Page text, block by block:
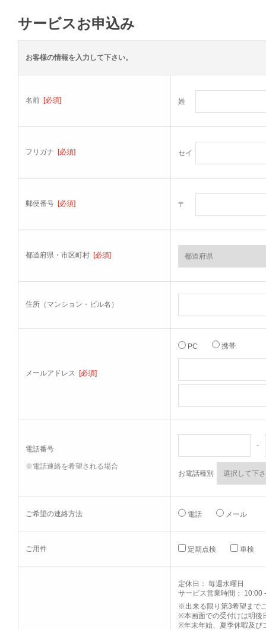
サービスお申込み
お客様の情報を入力して下さい。
名前 [必須] 姓
フリガナ [必須] セイ
郵便番号 [必須] 〒
都道府県・市区町村 [必須]
住所（マンション・ビル名）
メールアドレス [必須]
PC 携帯
電話番号
※電話連絡を希望される場合
-
お電話種別
ご希望の連絡方法 電話 メール
ご用件 定期点検 車検
定休日： 毎週水曜日
サービス営業時間： 10:00
※出来る限り第3希望まで
※本画面での受付けは明後
※年末年始、夏季休暇及び